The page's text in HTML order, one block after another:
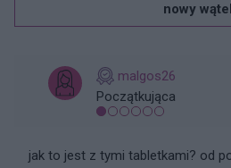
nowy
malgos26
Początkująca
jak to jest z tymi tabletkami? od